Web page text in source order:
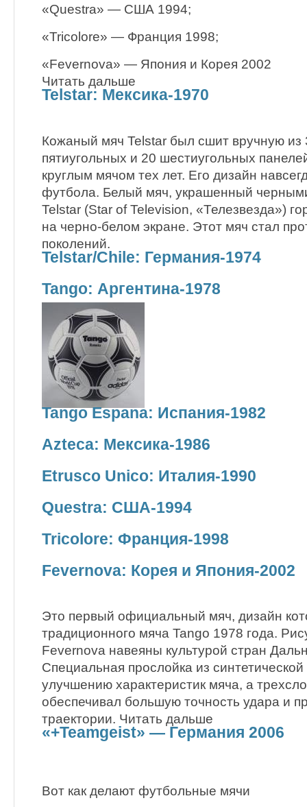
«Questra» — США 1994;
«Tricolore» — Франция 1998;
«Fevernova» — Япония и Корея 2002
Читать дальше
Telstar: Мексика-1970
Кожаный мяч Telstar был сшит вручную из
пятиугольных и 20 шестиугольных
круглым мячом тех лет. Его дизайн
футбола. Белый мяч, украшенный
Telstar (Star of Television, «Телезвезда»)
на черно-белом экране. Этот мяч стал
поколений.
Telstar/Chile: Германия-1974
Tango: Аргентина-1978
Tango Espana: Испания-1982
Azteca: Мексика-1986
Etrusco Unico: Италия-1990
Questra: США-1994
Tricolore: Франция-1998
Fevernova: Корея и Япония-2002
Это первый официальный мяч, дизайн
традиционного мяча Tango 1978 года.
Fevernova навеяны культурой стран
Специальная прослойка из
улучшению характеристик мяча, а
обеспечивал большую точность удара и
траектории. Читать дальше
«+Teamgeist» — Германия 2006
Вот как делают футбольные мячи